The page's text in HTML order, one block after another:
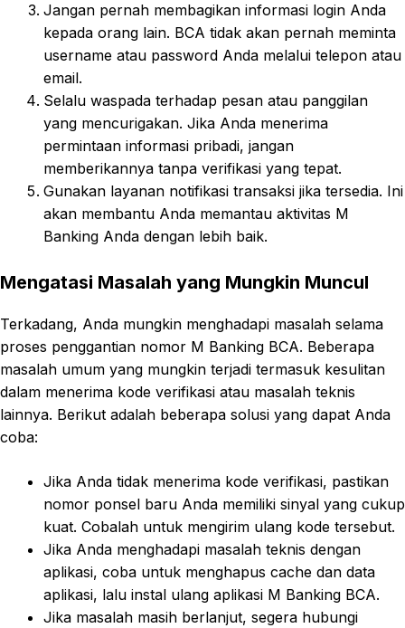
Jangan pernah membagikan informasi login Anda
kepada orang lain. BCA tidak akan pernah meminta
username atau password Anda melalui telepon atau
email.
Selalu waspada terhadap pesan atau panggilan
yang mencurigakan. Jika Anda menerima
permintaan informasi pribadi, jangan
memberikannya tanpa verifikasi yang tepat.
Gunakan layanan notifikasi transaksi jika tersedia. Ini
akan membantu Anda memantau aktivitas M
Banking Anda dengan lebih baik.
Mengatasi Masalah yang Mungkin Muncul
Terkadang, Anda mungkin menghadapi masalah selama
proses penggantian nomor M Banking BCA. Beberapa
masalah umum yang mungkin terjadi termasuk kesulitan
dalam menerima kode verifikasi atau masalah teknis
lainnya. Berikut adalah beberapa solusi yang dapat Anda
coba:
Jika Anda tidak menerima kode verifikasi, pastikan
nomor ponsel baru Anda memiliki sinyal yang cukup
kuat. Cobalah untuk mengirim ulang kode tersebut.
Jika Anda menghadapi masalah teknis dengan
aplikasi, coba untuk menghapus cache dan data
aplikasi, lalu instal ulang aplikasi M Banking BCA.
Jika masalah masih berlanjut, segera hubungi